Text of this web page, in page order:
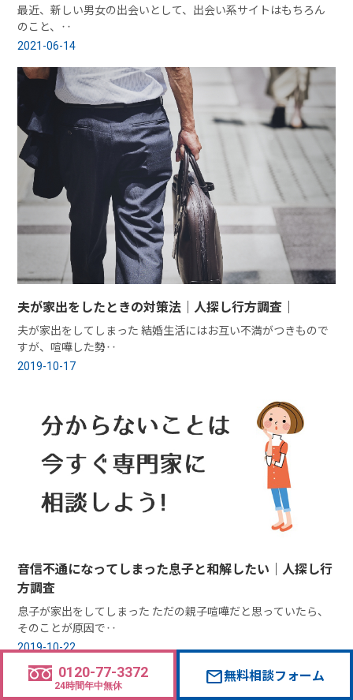
最近、新しい男女の出会いとして、出会い系サイトはもちろん
のこと、‥
2021-06-14
夫が家出をしたときの対策法｜人探し行方調査｜
夫が家出をしてしまった 結婚生活にはお互い不満がつきもので
すが、喧嘩した勢‥
2019-10-17
音信不通になってしまった息子と和解したい｜人探し行
方調査
息子が家出をしてしまった ただの親子喧嘩だと思っていたら、
そのことが原因で‥
2019-10-22
0120-77-3372
24時間年中無休 mail無料相談フォーム